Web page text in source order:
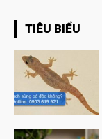
TIÊU BIỂU